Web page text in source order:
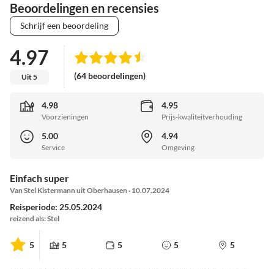
Beoordelingen en recensies
Schrijf een beoordeling
4.97
Uit 5 (64 beoordelingen)
4.98
Voorzieningen
4.95
Prijs-kwaliteitverhouding
5.00
Service
4.94
Omgeving
Einfach super
Van Stel Kistermann uit Oberhausen · 10.07.2024
Reisperiode: 25.05.2024
reizend als: Stel
5 5 5 5 5